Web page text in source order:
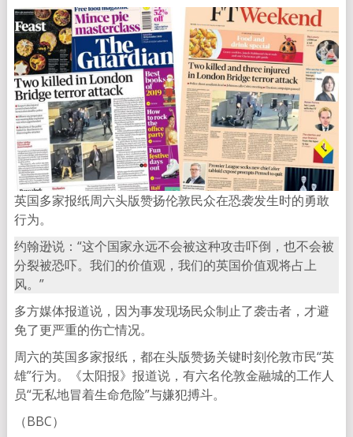
英国多家报纸周六头版赞扬伦敦民众在恐袭发生时的勇敢
行为。
约翰逊说：“这个国家永远不会被这种攻击吓倒，也不会被
分裂被恐吓。我们的价值观，我们的英国价值观将占上
风。”
多方媒体报道说，因为事发现场民众制止了袭击者，才避
免了更严重的伤亡情况。
周六的英国多家报纸，都在头版赞扬关键时刻伦敦市民“英
雄”行为。《太阳报》报道说，有六名伦敦金融城的工作人
员“无私地冒着生命危险”与嫌犯搏斗。
（BBC）